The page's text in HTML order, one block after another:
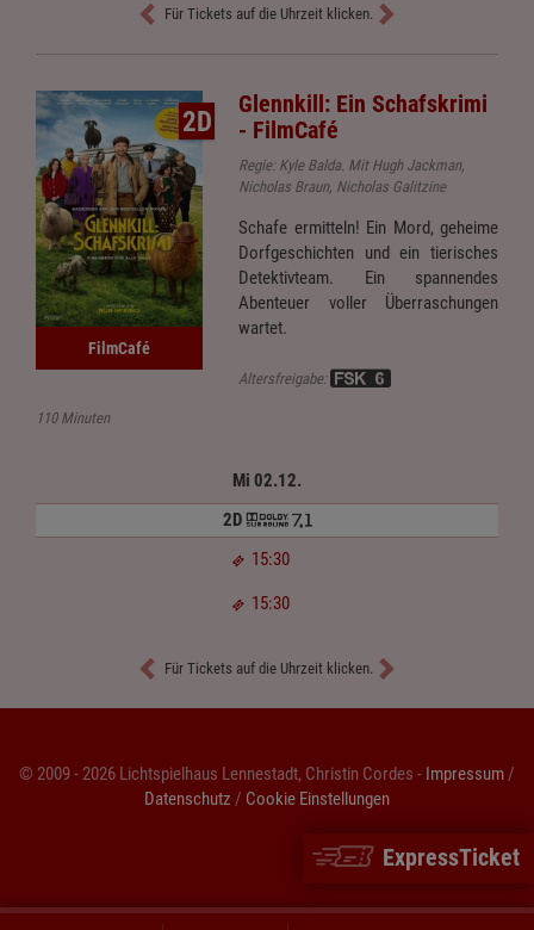
ExpressTicket
Für Tickets auf die Uhrzeit klicken.
2D
FilmCafé
Glennkill: Ein Schafskrimi
- FilmCafé
Regie: Kyle Balda. Mit Hugh Jackman,
Nicholas Braun, Nicholas Galitzine
Schafe ermitteln! Ein Mord, geheime
Dorfgeschichten und ein tierisches
Detektivteam. Ein spannendes
Abenteuer voller Überraschungen
wartet.
Altersfreigabe:
110 Minuten
Mi 02.12.
2D
15:30
15:30
Für Tickets auf die Uhrzeit klicken.
© 2009 - 2026 Lichtspielhaus Lennestadt, Christin Cordes - Impressum/
Datenschutz / Cookie Einstellungen